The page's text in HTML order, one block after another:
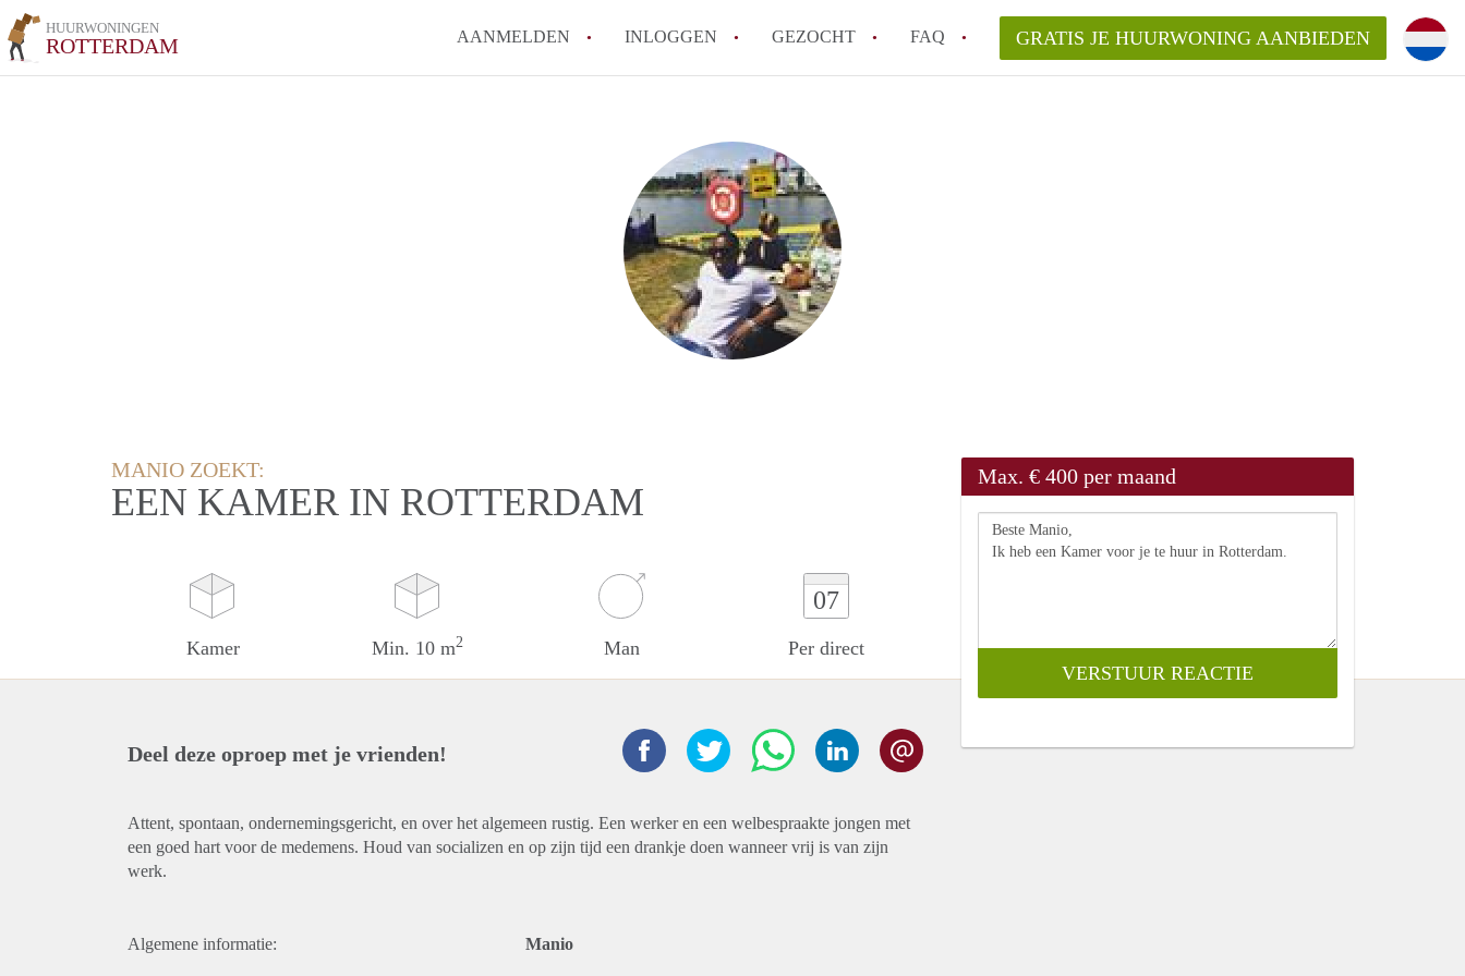
HUURWONINGEN
ROTTERDAM AANMELDEN INLOGGEN GEZOCHT FAQ
How to translate HuurwoningenRotterdam!
Wat is HuurwoningenRotterdam?
Hoeveel kost het om te reageren op een Huurwoning in Rotterdam?
Wat is de privacyverklaring van HuurwoningenRotterdam?
Berekent HuurwoningenRotterdam
makelaarsvergoeding/bemiddelingsvergoeding?
Alle veelgestelde vragen
GRATIS JE HUURWONING AANBIEDEN
MANIO ZOEKT:
EEN KAMER IN ROTTERDAM
Kamer Min. 10 m2 Man
07
Per direct
Max. € 400 per maand
Deel deze oproep met je vrienden!
Attent, spontaan, ondernemingsgericht, en over het algemeen rustig. Een werker en een welbespraakte jongen met
een goed hart voor de medemens. Houd van socializen en op zijn tijd een drankje doen wanneer vrij is van zijn
werk.
Algemene informatie: Manio